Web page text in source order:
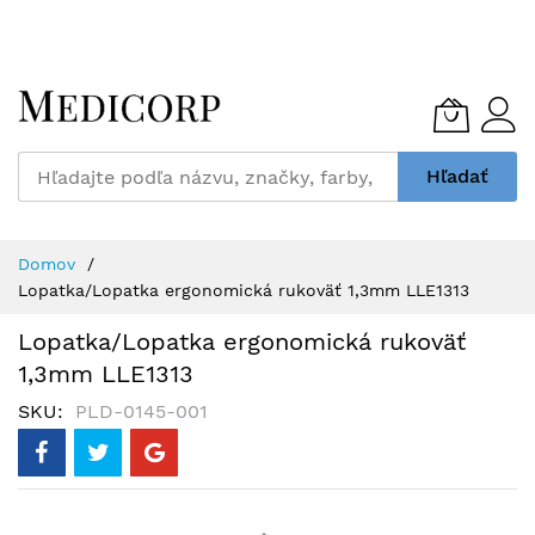
to
Content
Hľadať
Domov
Lopatka/Lopatka ergonomická rukoväť 1,3mm LLE1313
Lopatka/Lopatka ergonomická rukoväť
1,3mm LLE1313
SKU PLD-0145-001